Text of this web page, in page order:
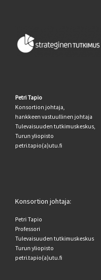
Petri Tapio
Konsortion johtaja,
hankkeen vastuullinen johtaja
Tulevaisuuden tutkimuskeskus,
Turun yliopisto
petri.tapio(a)utu.fi
Konsortion johtaja:
Petri Tapio
Professori
Tulevaisuuden tutkimuskeskus
Turun yliopisto
petri.tapio(a)utu.fi